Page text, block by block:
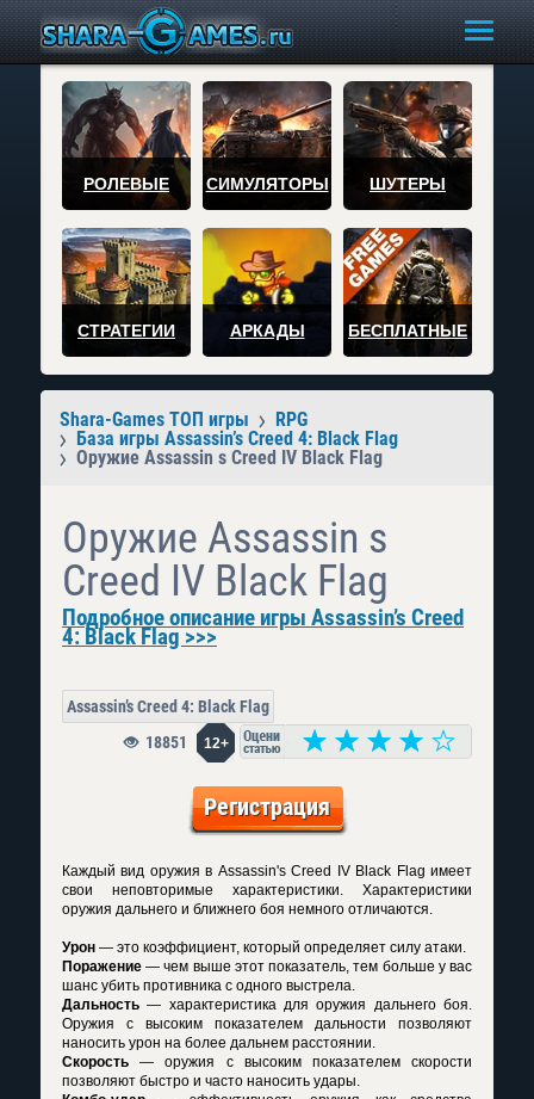
РОЛЕВЫЕ СИМУЛЯТОРЫ ШУТЕРЫ
СТРАТЕГИИ АРКАДЫ БЕСПЛАТНЫЕ
Shara-Games ТОП игры
RPG
База игры Assassin’s Creed 4: Black Flag
Оружие Assassin s Creed IV Black Flag
Оружие Assassin s
Creed IV Black Flag
Подробное описание игры Assassin’s Creed
4: Black Flag >>>
Assassin’s Creed 4: Black Flag
12+
18851
Регистрация
Каждый вид оружия в Assassin's Creed IV Black Flag имеет
свои неповторимые характеристики. Характеристики
оружия дальнего и ближнего боя немного отличаются.
Урон — это коэффициент, который определяет силу атаки.
Поражение — чем выше этот показатель, тем больше у вас
шанс убить противника с одного выстрела.
Дальность — характеристика для оружия дальнего боя.
Оружия с высоким показателем дальности позволяют
наносить урон на более дальнем расстоянии.
Скорость — оружия с высоким показателем скорости
позволяют быстро и часто наносить удары.